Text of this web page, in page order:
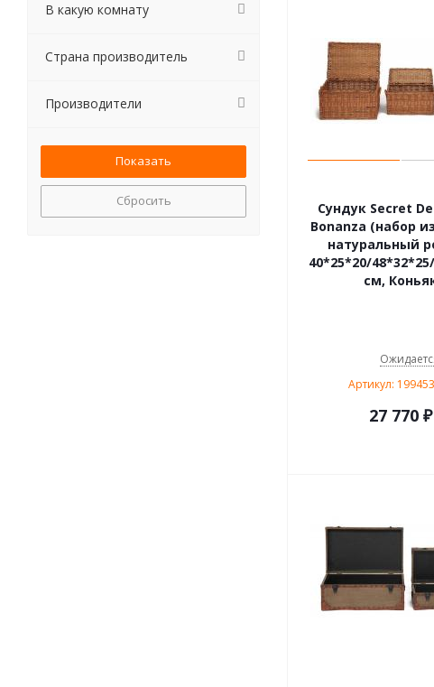
Сундук Secret
Bonanza (набор
натуральный
40*25*20/
см,
Артикул:
27 770₽
В какую комнату
Страна производитель
Производители
Сбросить